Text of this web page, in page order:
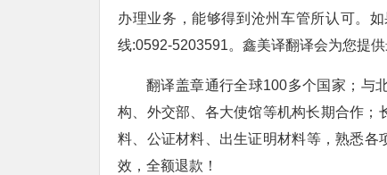
办理业务，能够得到沧州车管所认可。
线:0592-5203591。鑫美译翻译会为您提
翻译盖章通行全球100多个国家；与
构、外交部、各大使馆等机构长期合作
料、公证材料、出生证明材料等，熟悉
效，全额退款！